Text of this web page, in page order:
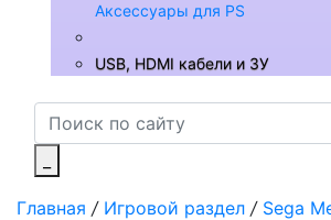
Аксессуары для PS
USB, HDMI кабели и ЗУ
Главная / Игровой раздел / Sega